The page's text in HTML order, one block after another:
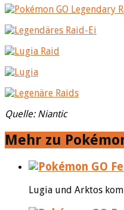
Quelle: Niantic
Mehr zu
Lugia und Arktos